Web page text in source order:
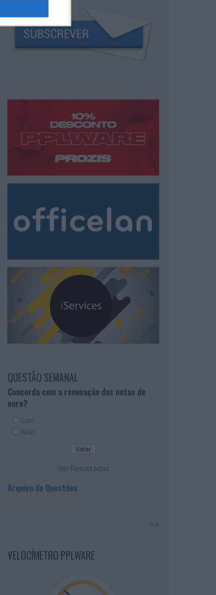
QUESTÃO SEMANAL
Concorda com a renovação das notas de
euro?
Sim
Não
Ver Resultados
Arquivo de Questões
PUB
VELOCÍMETRO PPLWARE